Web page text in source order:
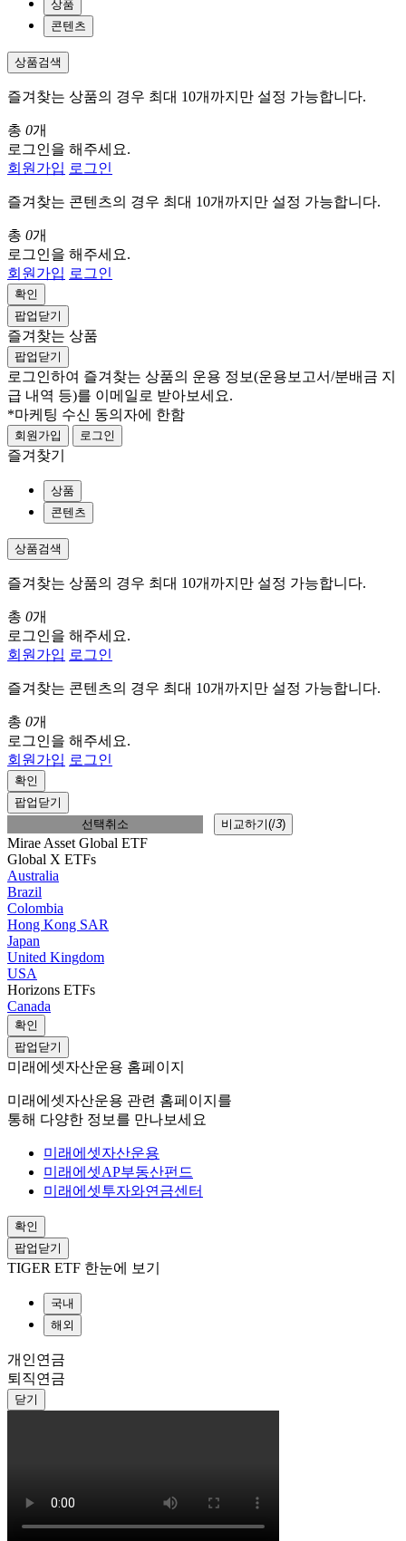
상품
콘텐츠
상품검색
즐겨찾는 상품의 경우 최대 10개까지만 설정 가능합니다.
총 0개
로그인을 해주세요.
회원가입 로그인
즐겨찾는 콘텐츠의 경우 최대 10개까지만 설정 가능합니다.
총 0개
로그인을 해주세요.
회원가입 로그인
확인
팝업닫기
즐겨찾는 상품
팝업닫기
로그인하여 즐겨찾는 상품의 운용 정보(운용보고서/분배금 지
급 내역 등)를 이메일로 받아보세요.
*마케팅 수신 동의자에 한함
회원가입 로그인
즐겨찾기
상품
콘텐츠
상품검색
즐겨찾는 상품의 경우 최대 10개까지만 설정 가능합니다.
총 0개
로그인을 해주세요.
회원가입 로그인
즐겨찾는 콘텐츠의 경우 최대 10개까지만 설정 가능합니다.
총 0개
로그인을 해주세요.
회원가입 로그인
확인
팝업닫기
선택취소
비교하기(/3)
Mirae Asset Global ETF
Global X ETFs
Australia
Brazil
Colombia
Hong Kong SAR
Japan
United Kingdom
USA
Horizons ETFs
Canada
확인
팝업닫기
미래에셋자산운용 홈페이지
미래에셋자산운용 관련 홈페이지를
통해 다양한 정보를 만나보세요
미래에셋자산운용
미래에셋AP부동산펀드
미래에셋투자와연금센터
확인
팝업닫기
TIGER ETF 한눈에 보기
국내
해외
개인연금
퇴직연금
닫기